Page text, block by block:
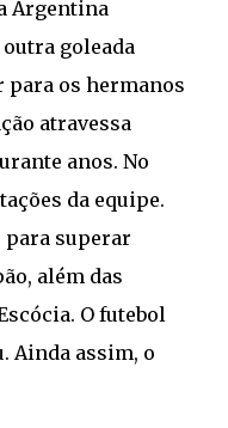
Argentina
goleada
para os hermanos
atravessa
anos. No
da equipe.
superar
além das
O futebol
Ainda assim, o